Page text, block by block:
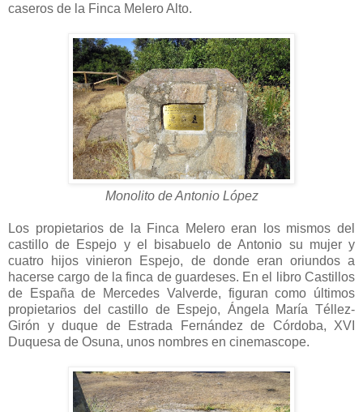
caseros de la Finca Melero Alto.
Monolito de Antonio López
Los propietarios de la Finca Melero eran los mismos del
castillo de Espejo y el bisabuelo de Antonio su mujer y
cuatro hijos vinieron Espejo, de donde eran oriundos a
hacerse cargo de la finca de guardeses. En el libro Castillos
de España de Mercedes Valverde, figuran como últimos
propietarios del castillo de Espejo, Ángela María Téllez-
Girón y duque de Estrada Fernández de Córdoba, XVI
Duquesa de Osuna, unos nombres en cinemascope.